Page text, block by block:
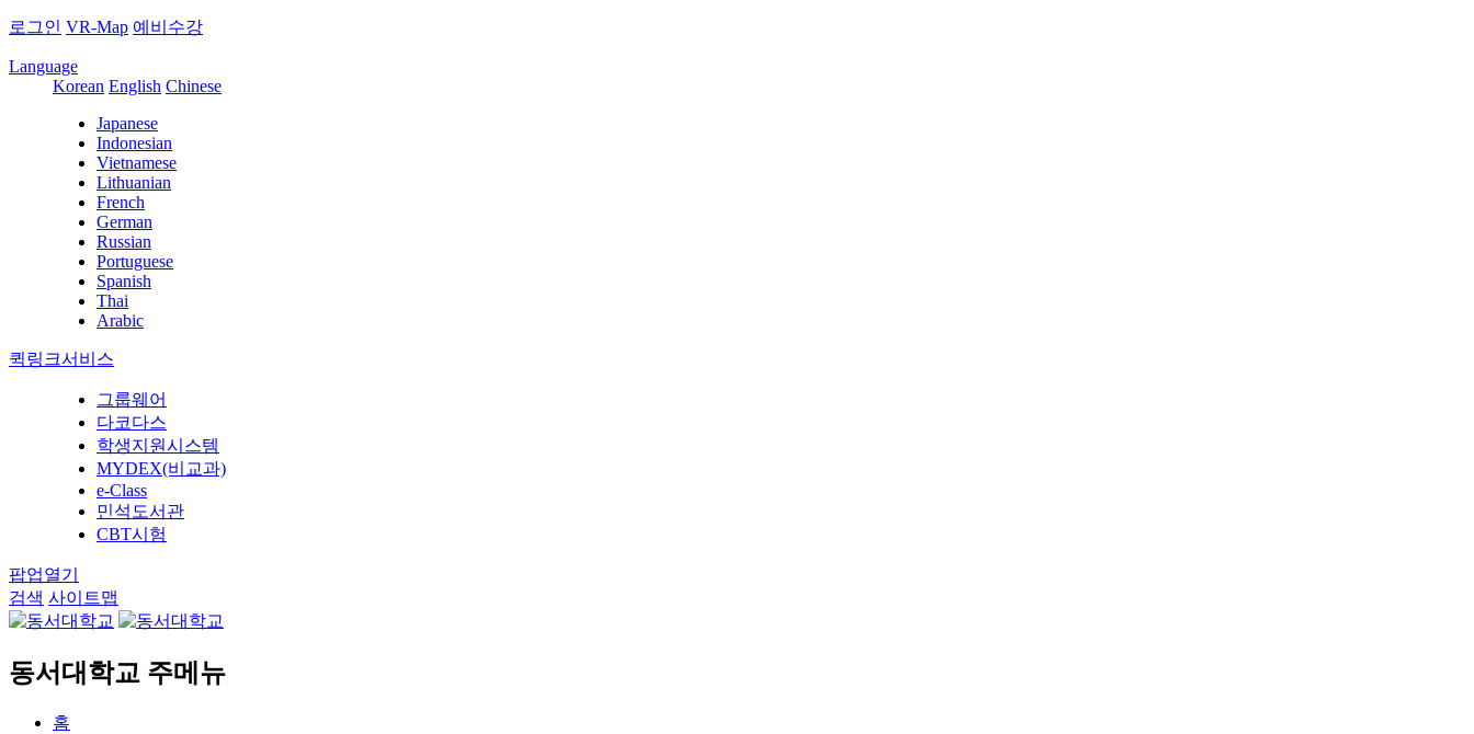
로그인 VR-Map 예비수강
Language
Korean English Chinese
Japanese
Indonesian
Vietnamese
Lithuanian
French
German
Russian
Portuguese
Spanish
Thai
Arabic
퀵링크서비스
그룹웨어
다코다스
학생지원시스템
MYDEX(비교과)
e-Class
민석도서관
CBT시험
팝업열기
검색 사이트맵
동서대학교 주메뉴
홈